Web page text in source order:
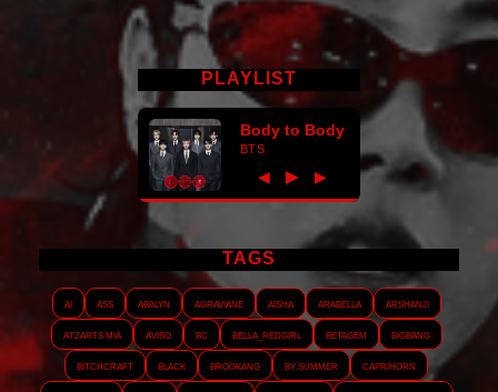
PLAYLIST
Body to Body
BTS
◀ ► ▶
TAGS
AI ASS Abalyn Agraviane Aisha Arabella
Arshanji
Atzarts Mia
Aviso BC Bella_RedGirl Betagem
Bigbang
Bitchcraft
Black Brookang By.summer
Caprihorn